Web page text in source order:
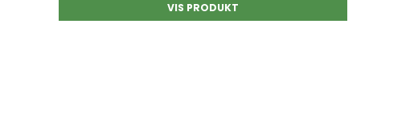
VIS PRODUKT